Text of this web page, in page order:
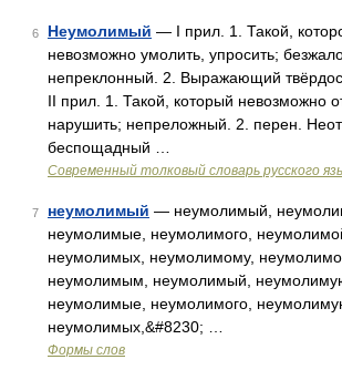
6 Неумолимый — I прил. 1. Такой,
невозможно умолить, упросить;
непреклонный. 2. Выражающий
II прил. 1. Такой, который невозможно
нарушить; непреложный. 2. перен.
беспощадный …
Современный толковый словарь русского
7 неумолимый — неумолимый,
неумолимые, неумолимого,
неумолимых, неумолимому,
неумолимым, неумолимый,
неумолимые, неумолимого,
неумолимых,&#8230; …
Формы слов